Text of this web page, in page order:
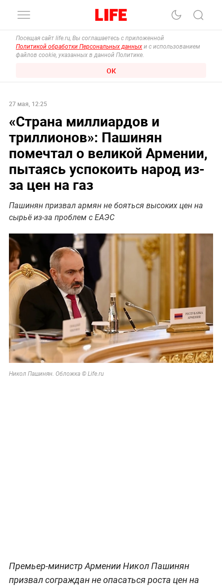
Посещая сайт life.ru, Вы соглашаетесь с приложенной
Политикой обработки Персональных данных и с использованием
файлов cookie, указанных в данной Политике.
ОК
27 мая, 12:25
«Страна миллиардов и
триллионов»: Пашинян
помечтал о великой Армении,
пытаясь успокоить народ из-
за цен на газ
Пашинян призвал армян не бояться высоких цен на
сырьё из-за проблем с ЕАЭС
Никол Пашинян. Обложка © Life.ru
Премьер-министр Армении Никол Пашинян
призвал сограждан не опасаться роста цен на